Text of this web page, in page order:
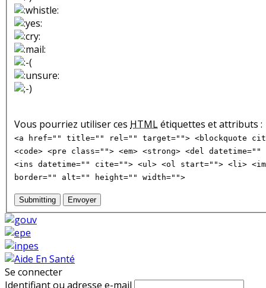
Vous pourriez utiliser ces HTMLétiquettes et attributs :
<a href="" title="" rel="" target=""> <blockquote
<code> <pre class=""> <em> <strong> <del
<ins datetime="" cite=""> <ul> <ol start=""> <li>
border="" alt="" height="" width="">
Submitting Envoyer
Se connecter
Identifiant ou adresse e-mail